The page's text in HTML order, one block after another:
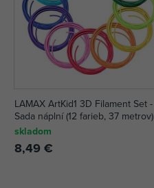
LAMAX ArtKid1 3D Filament Set -
Sada náplní (12 farieb, 37 metrov)
skladom
8,49 €